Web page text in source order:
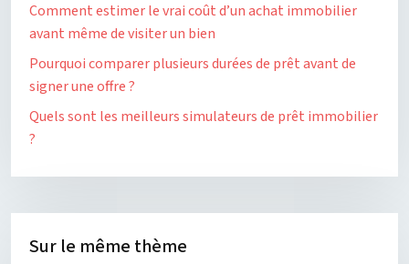
Comment estimer le vrai coût d’un achat immobilier
avant même de visiter un bien
Pourquoi comparer plusieurs durées de prêt avant de
signer une offre ?
Quels sont les meilleurs simulateurs de prêt immobilier
?
Sur le même thème